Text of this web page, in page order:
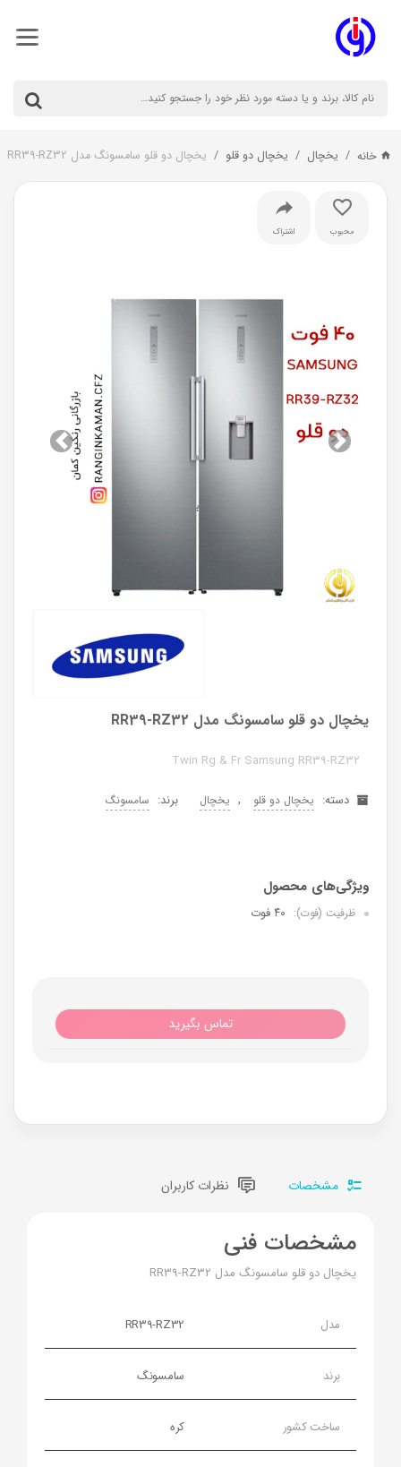
خانه یخچال یخچال دو قلو یخچال دو قلو سامسونگ مدل RR39-RZ32
محبوب اشتراک
قبل بعد
یخچال دو قلو سامسونگ مدل RR39-RZ32
Twin Rg & Fr Samsung RR39-RZ32
دسته: یخچال دو قلو , یخچال برند: سامسونگ
ظرفیت (فوت): ۴۰ فوت
تماس بگیرید
مشخصات نظرات کاربران
مشخصات فنی
یخچال دو قلو سامسونگ مدل RR39-RZ32
مدل RR39-RZ32
برند سامسونگ
ساخت کشور کره